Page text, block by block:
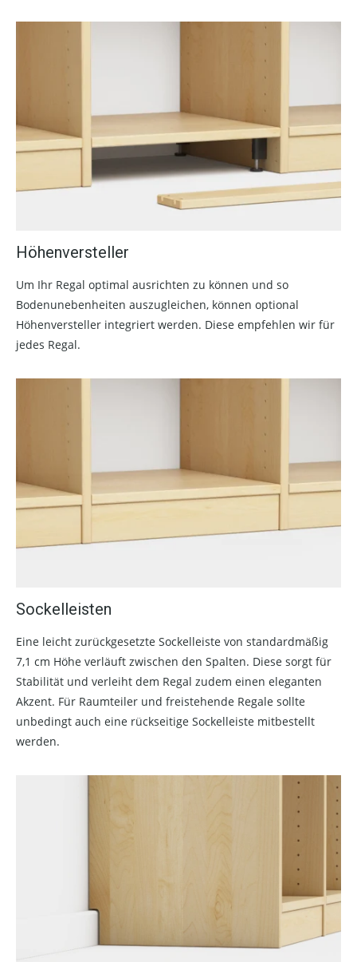
Höhenversteller
Um Ihr Regal optimal ausrichten zu können und so
Bodenunebenheiten auszugleichen, können optional
Höhenversteller integriert werden. Diese empfehlen wir für
jedes Regal.
Sockelleisten
Eine leicht zurückgesetzte Sockelleiste von standardmäßig
7,1 cm Höhe verläuft zwischen den Spalten. Diese sorgt für
Stabilität und verleiht dem Regal zudem einen eleganten
Akzent. Für Raumteiler und freistehende Regale sollte
unbedingt auch eine rückseitige Sockelleiste mitbestellt
werden.